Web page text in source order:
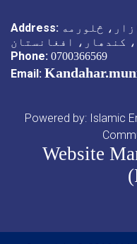
Address: څلورمه
کندهار، افغانستان
Phone: 0700366569
Email:
Powered by: Islamic
Website